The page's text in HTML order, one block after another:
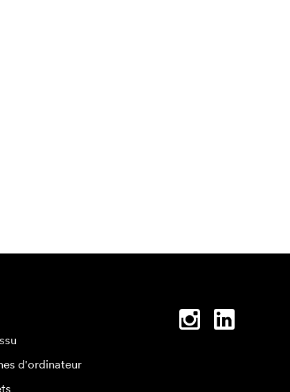
d'ordinateur